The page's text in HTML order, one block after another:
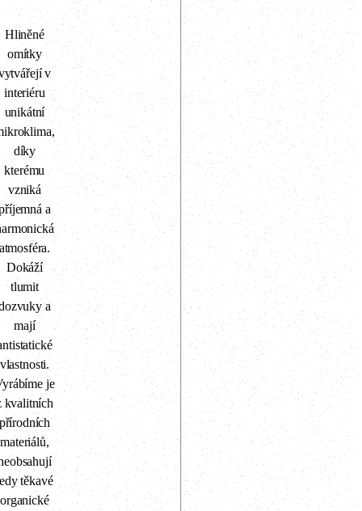
Hliněné
omítky
v
interiéru
unikátní
díky
kterému
vzniká
a
Dokáží
tlumit
a
mají
vlastnosti.
je
kvalitních
materiálů,
těkavé
organické